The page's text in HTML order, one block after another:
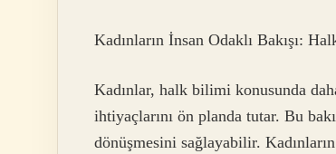
Kadınların İnsan Odaklı Bakışı:
Kadınlar, halk bilimi konusunda
ihtiyaçlarını ön planda tutar. Bu
dönüşmesini sağlayabilir.